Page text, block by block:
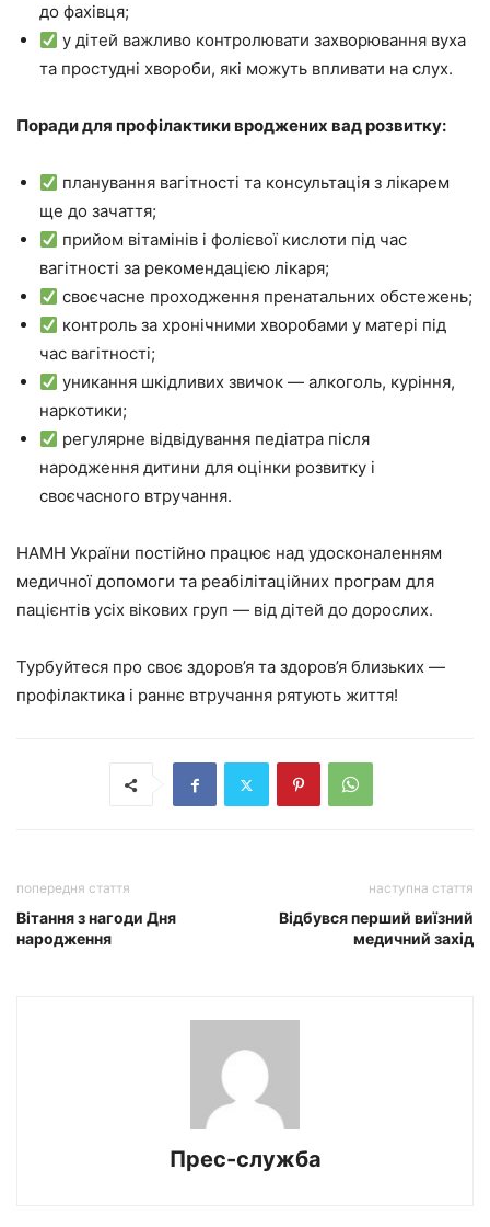
до фахівця;
у дітей важливо контролювати захворювання вуха
та простудні хвороби, які можуть впливати на слух.
Поради для профілактики вроджених вад розвитку:
планування вагітності та консультація з лікарем
ще до зачаття;
прийом вітамінів і фолієвої кислоти під час
вагітності за рекомендацією лікаря;
своєчасне проходження пренатальних обстежень;
контроль за хронічними хворобами у матері під
час вагітності;
уникання шкідливих звичок — алкоголь, куріння,
наркотики;
регулярне відвідування педіатра після
народження дитини для оцінки розвитку і
своєчасного втручання.
НАМН України постійно працює над удосконаленням
медичної допомоги та реабілітаційних програм для
пацієнтів усіх вікових груп — від дітей до дорослих.
Турбуйтеся про своє здоров’я та здоров’я близьких —
профілактика і раннє втручання рятують життя!
попередня стаття
Вітання з нагоди Дня
народження
наступна стаття
Відбувся перший виїзний
медичний захід
Прес-служба